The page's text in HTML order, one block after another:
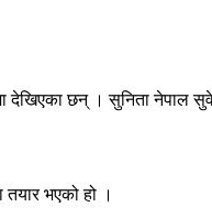
देखिएका छन् । सुनिता नेपाल
भएको हो ।